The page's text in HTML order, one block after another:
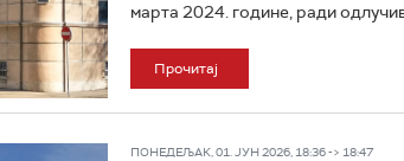
марта 2024. године, ради
Прочитај
ПОНЕДЕЉАК, 01. ЈУН 2026, 18:36 -> 18:47